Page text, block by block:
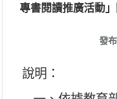
專書閱讀推廣活動
發
說明：